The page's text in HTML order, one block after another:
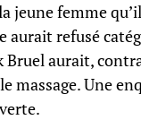
jeune femme
aurait refusé
aurait,
massage. Une